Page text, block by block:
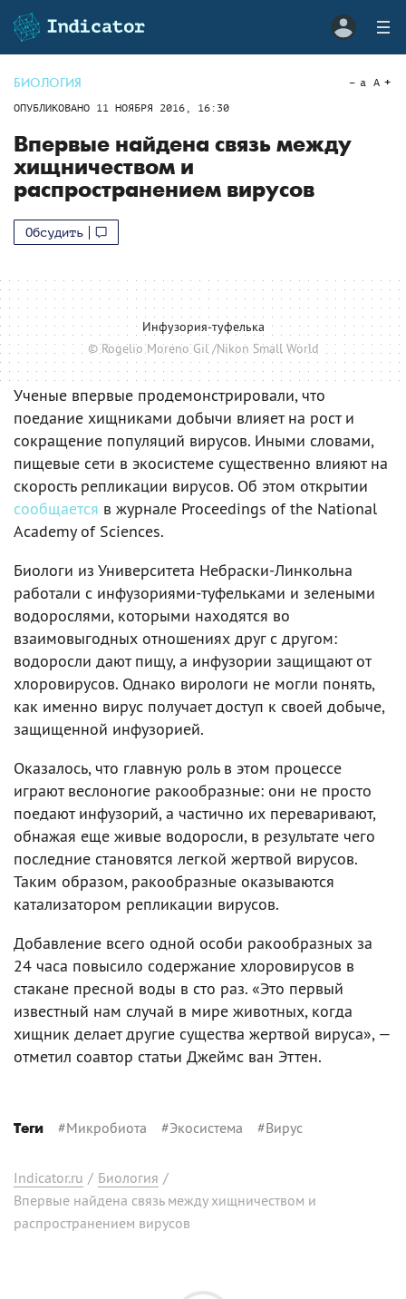
БИОЛОГИЯ
ОПУБЛИКОВАНО 11 НОЯБРЯ 2016, 16:30
a A
Впервые найдена связь между
хищничеством и
распространением вирусов
Обсудить
Инфузория-туфелька
© Rogelio Moreno Gil /Nikon Small World
Ученые впервые продемонстрировали, что
поедание хищниками добычи влияет на рост и
сокращение популяций вирусов. Иными словами,
пищевые сети в экосистеме существенно влияют на
скорость репликации вирусов. Об этом открытии
сообщается в журнале Proceedings of the National
Academy of Sciences.
Биологи из Университета Небраски-Линкольна
работали с инфузориями-туфельками и зелеными
водорослями, которыми находятся во
взаимовыгодных отношениях друг с другом:
водоросли дают пищу, а инфузории защищают от
хлоровирусов. Однако вирологи не могли понять,
как именно вирус получает доступ к своей добыче,
защищенной инфузорией.
Оказалось, что главную роль в этом процессе
играют веслоногие ракообразные: они не просто
поедают инфузорий, а частично их переваривают,
обнажая еще живые водоросли, в результате чего
последние становятся легкой жертвой вирусов.
Таким образом, ракообразные оказываются
катализатором репликации вирусов.
Добавление всего одной особи ракообразных за
24 часа повысило содержание хлоровирусов в
стакане пресной воды в сто раз. «Это первый
известный нам случай в мире животных, когда
хищник делает другие существа жертвой вируса», —
отметил соавтор статьи Джеймс ван Эттен.
Теги #Микробиота #Экосистема #Вирус
Indicator.ru / Биология /
Впервые найдена связь между хищничеством и
распространением вирусов